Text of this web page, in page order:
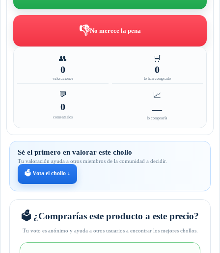
👎No merece la pena
👥
0
valoraciones
🛒
0
lo han comprado
💬
0
comentarios
📈
—
lo compraría
Sé el primero en valorar este chollo
Tu valoración ayuda a otros miembros de la comunidad a decidir.
🗳️ Vota el chollo ↓
🗳️ ¿Comprarías este producto a este precio?
Tu voto es anónimo y ayuda a otros usuarios a encontrar los mejores chollos.